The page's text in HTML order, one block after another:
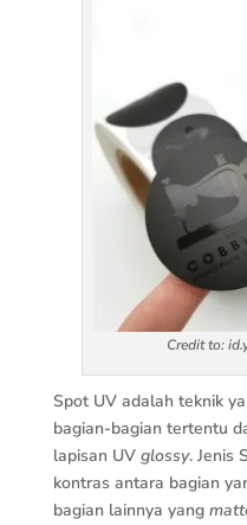
Credit to:
Spot UV adalah teknik
bagian-bagian tertentu
lapisan UV glossy. Jenis
kontras antara bagian
bagian lainnya yang